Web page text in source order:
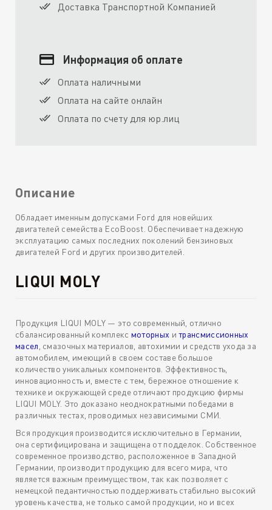
Доставка Транспортной Компанией
Информация об оплате
Оплата наличными
Оплата на сайте онлайн
Оплата по счету для юр.лиц
Описание
Обладает именным допусками Ford для новейших
двигателей семейства EcoBoost. Обеспечивает надежную
эксплуатацию самых последних поколений бензиновых
двигателей Ford и других производителей.
LIQUI MOLY
Продукция LIQUI MOLY — это современный, отлично
сбалансированный комплекс моторных итрансмиссионных
масел , смазочных материалов, автохимии и средств ухода за
автомобилем, имеющий в своем составе большое
количество уникальных компонентов. Эффективность,
инновационность и, вместе с тем, бережное отношение к
технике и окружающей среде отличают продукцию фирмы
LIQUI MOLY. Это доказано неоднократными победами в
различных тестах, проводимых независимыми СМИ.
Вся продукция производится исключительно в Германии,
она сертифицирована и защищена от подделок. Собственное
современное производство, расположенное в Западной
Германии, производит продукцию для всего мира, что
является важным преимуществом, так как позволяет с
немецкой педантичностью поддерживать стабильно высокий
уровень качества, не только самой продукции, но и всех